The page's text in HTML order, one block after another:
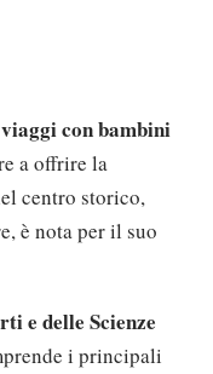
con bambini
a offrire la
centro storico,
è nota per il suo
e delle Scienze
i principali